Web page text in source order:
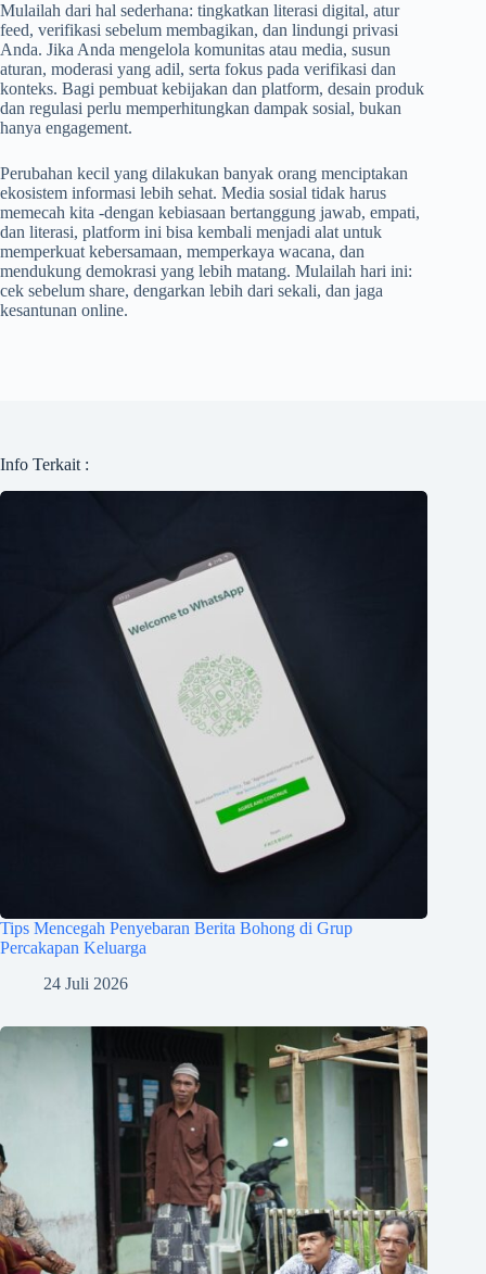
Mulailah dari hal sederhana: tingkatkan literasi digital, atur
feed, verifikasi sebelum membagikan, dan lindungi privasi
Anda. Jika Anda mengelola komunitas atau media, susun
aturan, moderasi yang adil, serta fokus pada verifikasi dan
konteks. Bagi pembuat kebijakan dan platform, desain produk
dan regulasi perlu memperhitungkan dampak sosial, bukan
hanya engagement.
Perubahan kecil yang dilakukan banyak orang menciptakan
ekosistem informasi lebih sehat. Media sosial tidak harus
memecah kita -dengan kebiasaan bertanggung jawab, empati,
dan literasi, platform ini bisa kembali menjadi alat untuk
memperkuat kebersamaan, memperkaya wacana, dan
mendukung demokrasi yang lebih matang. Mulailah hari ini:
cek sebelum share, dengarkan lebih dari sekali, dan jaga
kesantunan online.
Info Terkait :
Tips Mencegah Penyebaran Berita Bohong di Grup
Percakapan Keluarga
24 Juli 2026